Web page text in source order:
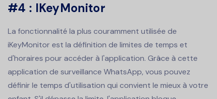
#4 : IKeyMonitor
La fonctionnalité la plus couramment utilisée de
iKeyMonitor est la définition de limites de temps et
d'horaires pour accéder à l'application. Grâce à cette
application de surveillance WhatsApp, vous pouvez
définir le temps d'utilisation qui convient le mieux à votre